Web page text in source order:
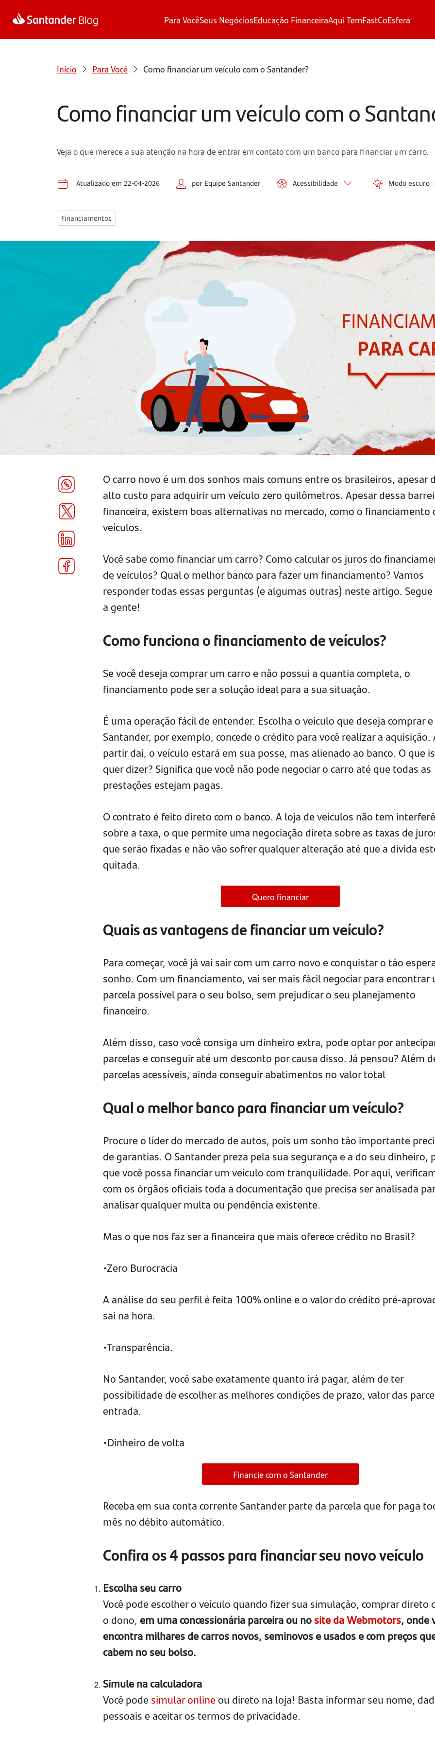
Para VocêSeus NegóciosEducação FinanceiraAqui TemFastCoEsfera
Início Para Você Como financiar um veículo com o Santander?
Como financiar um veículo com o
Veja o que merece a sua atenção na hora de entrar em contato com um banco para financiar um carro.
Atualizado em 22-04-2026 por Equipe Santander Acessibilidade Modo escuro
Financiamentos
O carro novo é um dos sonhos mais comuns entre os brasileiros, apesar
alto custo para adquirir um veículo zero quilômetros. Apesar dessa
financeira, existem boas alternativas no mercado, como o financiamento
veículos.
Você sabe como financiar um carro? Como calcular os juros do
de veículos? Qual o melhor banco para fazer um financiamento? Vamos
responder todas essas perguntas (e algumas outras) neste artigo. Segue
a gente!
Como funciona o financiamento de veículos?
Se você deseja comprar um carro e não possui a quantia completa, o
financiamento pode ser a solução ideal para a sua situação.
É uma operação fácil de entender. Escolha o veículo que deseja comprar
Santander, por exemplo, concede o crédito para você realizar a aquisição.
partir daí, o veículo estará em sua posse, mas alienado ao banco. O que
quer dizer? Significa que você não pode negociar o carro até que todas as
prestações estejam pagas.
O contrato é feito direto com o banco. A loja de veículos não tem
sobre a taxa, o que permite uma negociação direta sobre as taxas de
que serão fixadas e não vão sofrer qualquer alteração até que a dívida
quitada.
Quero financiar
Quais as vantagens de financiar um veículo?
Para começar, você já vai sair com um carro novo e conquistar o tão
sonho. Com um financiamento, vai ser mais fácil negociar para encontrar
parcela possível para o seu bolso, sem prejudicar o seu planejamento
financeiro.
Além disso, caso você consiga um dinheiro extra, pode optar por
parcelas e conseguir até um desconto por causa disso. Já pensou? Além
parcelas acessíveis, ainda conseguir abatimentos no valor total
Qual o melhor banco para financiar um veículo?
Procure o líder do mercado de autos, pois um sonho tão importante
de garantias. O Santander preza pela sua segurança e a do seu dinheiro,
que você possa financiar um veículo com tranquilidade. Por aqui,
com os órgãos oficiais toda a documentação que precisa ser analisada
analisar qualquer multa ou pendência existente.
Mas o que nos faz ser a financeira que mais oferece crédito no Brasil?
•Zero Burocracia
A análise do seu perfil é feita 100% online e o valor do crédito pré-
sai na hora.
•Transparência.
No Santander, você sabe exatamente quanto irá pagar, além de ter
possibilidade de escolher as melhores condições de prazo, valor das
entrada.
•Dinheiro de volta
Financie com o Santander
Receba em sua conta corrente Santander parte da parcela que for paga
mês no débito automático.
Confira os 4 passos para financiar seu novo veículo
Escolha seu carro
Você pode escolher o veículo quando fizer sua simulação, comprar direto
o dono, em uma concessionária parceira ou nosite da Webmotors, onde
encontra milhares de carros novos, seminovos e usados e com preços
cabem no seu bolso.
Simule na calculadora
Você podesimular onlineou direto na loja! Basta informar seu nome,
pessoais e aceitar os termos de privacidade.